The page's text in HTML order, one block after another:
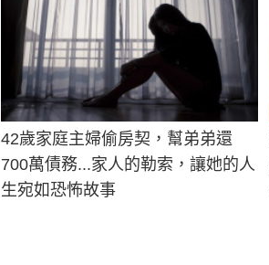
42歲家庭主婦偷房契，幫弟弟還
700萬債務...家人的勒索，讓她的人
生宛如恐怖故事